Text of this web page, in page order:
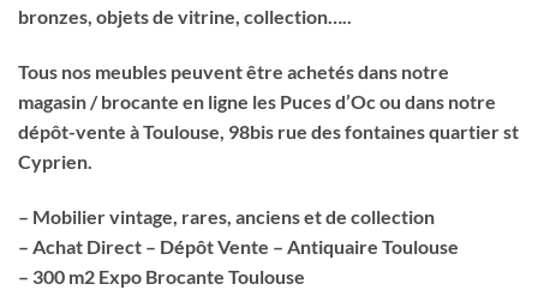
bronzes, objets de vitrine, collection…..
Tous nos meubles peuvent être achetés dans notre
magasin / brocante en ligne les Puces d’Oc ou dans notre
dépôt-vente à Toulouse, 98bis rue des fontaines quartier st
Cyprien.
– Mobilier vintage, rares, anciens et de collection
– Achat Direct – Dépôt Vente – Antiquaire Toulouse
– 300 m2 Expo Brocante Toulouse